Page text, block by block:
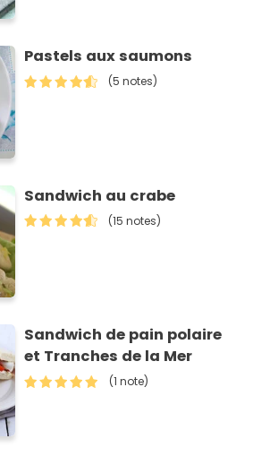
Pastels aux saumons
(5 notes)
Sandwich au crabe
(15 notes)
Sandwich de pain polaire
et Tranches de la Mer
(1 note)